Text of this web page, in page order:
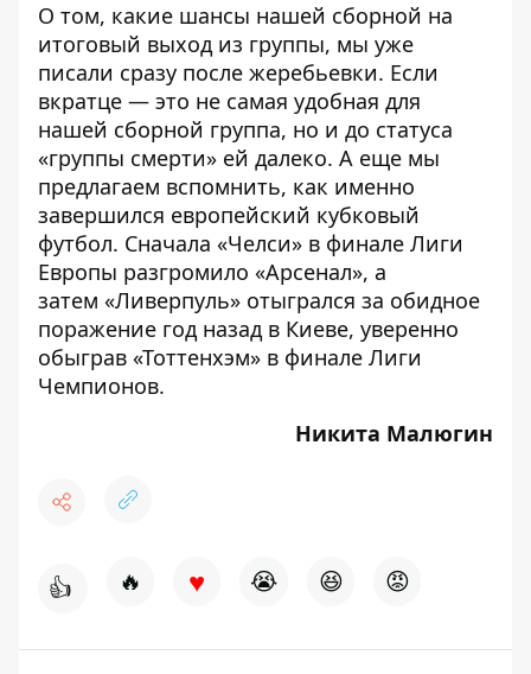
О том, какие шансы нашей сборной на
итоговый выход из группы, мы уже
писали сразу после жеребьевки. Если
вкратце — это не самая удобная для
нашей сборной группа, но и до статуса
«группы смерти» ей далеко. А еще мы
предлагаем вспомнить, как именно
завершился европейский кубковый
футбол. Сначала «Челси» в финале Лиги
Европы разгромило «Арсенал», а
затем «Ливерпуль» отыгрался за обидное
поражение год назад в Киеве, уверенно
обыграв «Тоттенхэм» в финале Лиги
Чемпионов.
Никита Малюгин
👍 🔥 ♥ 😭 😆 😡